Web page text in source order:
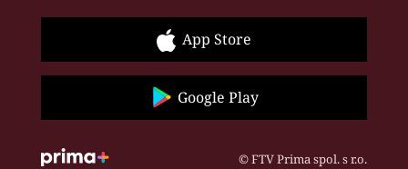
App Store
Google Play
© FTV Prima spol. s r.o.